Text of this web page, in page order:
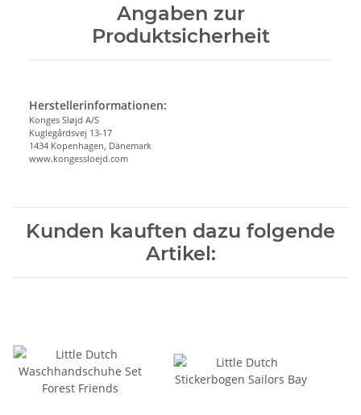
Angaben zur
Produktsicherheit
Herstellerinformationen:
Konges Sløjd A/S
Kuglegårdsvej 13-17
1434 Kopenhagen, Dänemark
www.kongessloejd.com
Kunden kauften dazu folgende
Artikel: